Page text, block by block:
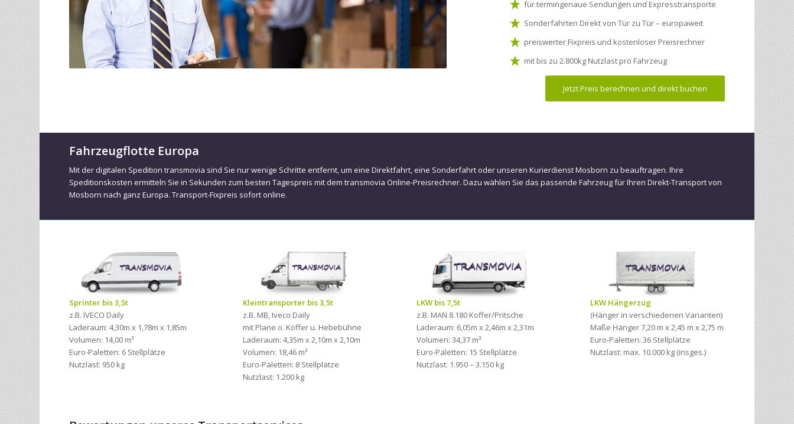
für termingenaue Sendungen und Expresstransporte
Sonderfahrten Direkt von Tür zu Tür – europaweit
preiswerter Fixpreis und kostenloser Preisrechner
mit bis zu 2.800kg Nutzlast pro Fahrzeug
Jetzt Preis berechnen und direkt buchen
Fahrzeugflotte Europa
Mit der digitalen Spedition transmovia sind Sie nur wenige Schritte entfernt, um eine Direktfahrt, eine Sonderfahrt oder unseren Kurierdienst Mosborn zu beauftragen. Ihre
Speditionskosten ermitteln Sie in Sekunden zum besten Tagespreis mit dem transmovia Online-Preisrechner. Dazu wählen Sie das passende Fahrzeug für Ihren Direkt-Transport von
Mosborn nach ganz Europa. Transport-Fixpreis sofort online.
Sprinter bis 3,5t
z.B. IVECO Daily
Laderaum: 4,30m x 1,78m x 1,85m
Volumen: 14,00 m³
Euro-Paletten: 6 Stellplätze
Nutzlast: 950 kg
Kleintransporter bis 3,5t
z.B. MB, Iveco Daily
mit Plane o. Koffer u. Hebebühne
Laderaum: 4,35m x 2,10m x 2,10m
Volumen: 18,46 m³
Euro-Paletten: 8 Stellplätze
Nutzlast: 1.200 kg
LKW bis 7,5t
z.B. MAN 8.180 Koffer/Pritsche
Laderaum: 6,05m x 2,46m x 2,31m
Volumen: 34,37 m³
Euro-Paletten: 15 Stellplätze
Nutzlast: 1.950 – 3.150 kg
LKW Hängerzug
(Hänger in verschiedenen Varianten)
Maße Hänger 7,20 m x 2,45 m x 2,75 m
Euro-Paletten: 36 Stellplätze
Nutzlast: max. 10.000 kg (insges.)